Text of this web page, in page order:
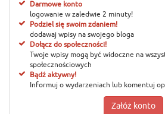
Darmowe konto
logowanie w zaledwie 2 minuty!
Podziel się swoim zdaniem!
dodawaj wpisy na swojego bloga
Dołącz do społeczności!
Twoje wpisy mogą być widoczne na
społecznościowych
Bądź aktywny!
Informuj o wydarzeniach lub komentuj
Załóż konto